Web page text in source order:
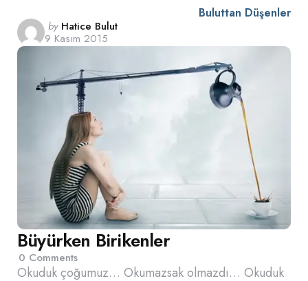
Buluttan Düşenler
Posted
by
by Hatice Bulut
9 Kasım 2015
Büyürken Birikenler
0 Comments
Okuduk çoğumuz… Okumazsak olmazdı… Okuduk